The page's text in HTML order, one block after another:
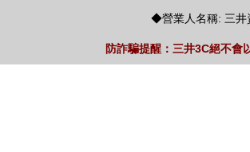
◆營業人名稱: 三井
防詐騙提醒：三井3C絕不會